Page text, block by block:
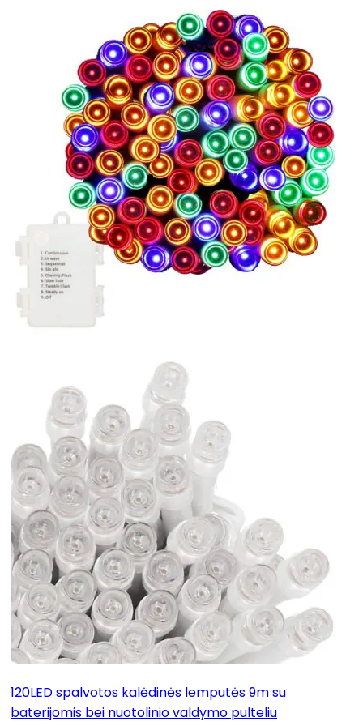
120LED spalvotos kalėdinės lemputės 9m su
baterijomis bei nuotolinio valdymo pulteliu